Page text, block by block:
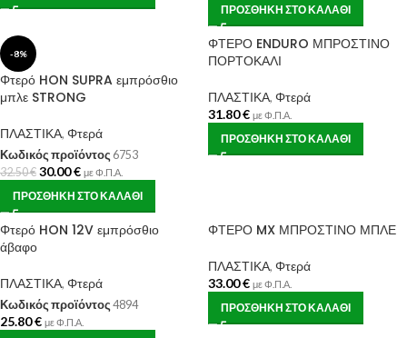
ΠΡΟΣΘΉΚΗ ΣΤΟ ΚΑΛΆΘΙ
-8%
Φτερό HON SUPRA εμπρόσθιο
μπλε STRONG
ΠΛΑΣΤΙΚΑ, Φτερά
Κωδικός προϊόντος 6753
32.50€ 30.00€ με Φ.Π.Α.
ΠΡΟΣΘΉΚΗ ΣΤΟ ΚΑΛΆΘΙ
ΦΤΕΡΟ ENDURO ΜΠΡΟΣΤΙΝΟ
ΠΟΡΤΟΚΑΛΙ
ΠΛΑΣΤΙΚΑ, Φτερά
31.80€ με Φ.Π.Α.
ΠΡΟΣΘΉΚΗ ΣΤΟ ΚΑΛΆΘΙ
Φτερό HON 12V εμπρόσθιο
άβαφο
ΠΛΑΣΤΙΚΑ, Φτερά
Κωδικός προϊόντος 4894
25.80€ με Φ.Π.Α.
ΦΤΕΡΟ MX ΜΠΡΟΣΤΙΝΟ ΜΠΛΕ
ΠΛΑΣΤΙΚΑ, Φτερά
33.00€ με Φ.Π.Α.
ΠΡΟΣΘΉΚΗ ΣΤΟ ΚΑΛΆΘΙ